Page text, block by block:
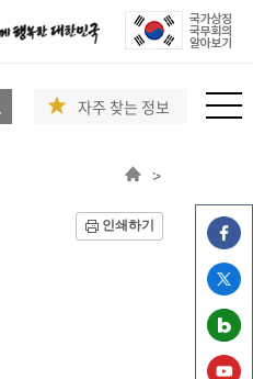
자주 찾는 정보
>
인쇄하기